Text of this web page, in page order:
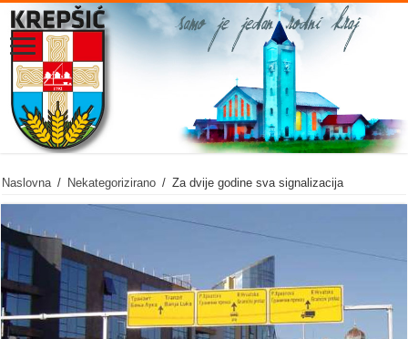
Naslovna / Nekategorizirano / Za dvije godine sva signalizacija